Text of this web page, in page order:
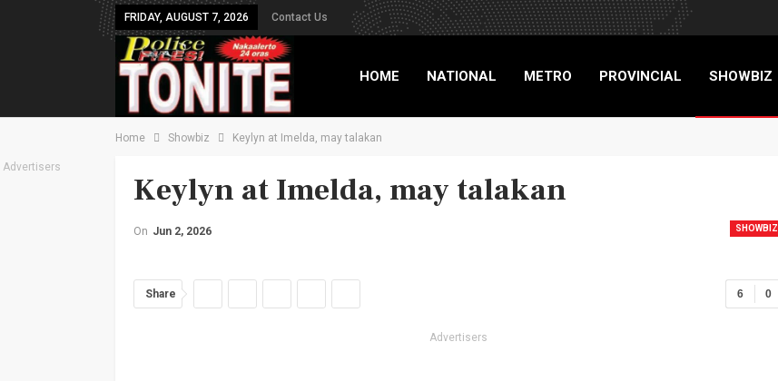
FRIDAY, AUGUST 7, 2026 Contact Us
HOME NATIONAL METRO PROVINCIAL SHOWBIZ
Home Showbiz Keylyn at Imelda, may talakan
Advertisers
Keylyn at Imelda, may talakan
SHOWBIZ
On Jun 2, 2026
0
6
Share
Advertisers